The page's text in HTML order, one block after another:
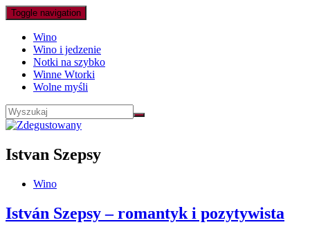
Toggle navigation
Wino
Wino i jedzenie
Notki na szybko
Winne Wtorki
Wolne myśli
Istvan Szepsy
Wino
István Szepsy – romantyk i pozytywista